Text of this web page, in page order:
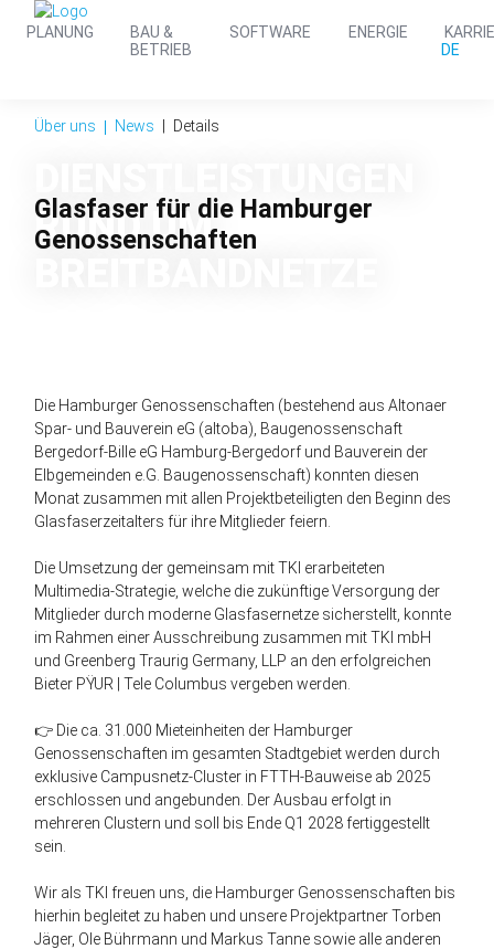
DE
PLANUNG
BAU &
BETRIEB
SOFTWARE ENERGIE
RUND UM
Über uns News Details
Glasfaser für die Hamburger
Genossenschaften
Die Hamburger Genossenschaften (bestehend aus Altonaer
Spar- und Bauverein eG (altoba), Baugenossenschaft
Bergedorf-Bille eG Hamburg-Bergedorf und Bauverein der
Elbgemeinden e.G. Baugenossenschaft) konnten diesen
Monat zusammen mit allen Projektbeteiligten den Beginn des
Glasfaserzeitalters für ihre Mitglieder feiern.
Die Umsetzung der gemeinsam mit TKI erarbeiteten
Multimedia-Strategie, welche die zukünftige Versorgung der
Mitglieder durch moderne Glasfasernetze sicherstellt, konnte
im Rahmen einer Ausschreibung zusammen mit TKI mbH
und Greenberg Traurig Germany, LLP an den erfolgreichen
Bieter PŸUR | Tele Columbus vergeben werden.
👉 Die ca. 31.000 Mieteinheiten der Hamburger
Genossenschaften im gesamten Stadtgebiet werden durch
exklusive Campusnetz-Cluster in FTTH-Bauweise ab 2025
erschlossen und angebunden. Der Ausbau erfolgt in
mehreren Clustern und soll bis Ende Q1 2028 fertiggestellt
sein.
Wir als TKI freuen uns, die Hamburger Genossenschaften bis
hierhin begleitet zu haben und unsere Projektpartner Torben
Jäger, Ole Bührmann und Markus Tanne sowie alle anderen